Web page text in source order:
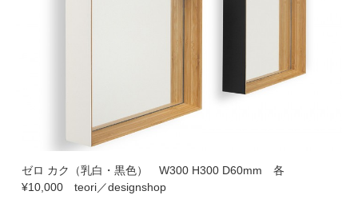
ゼロ カク（乳白・黒色） W300 H300 D60mm 各
¥10,000 teori／designshop